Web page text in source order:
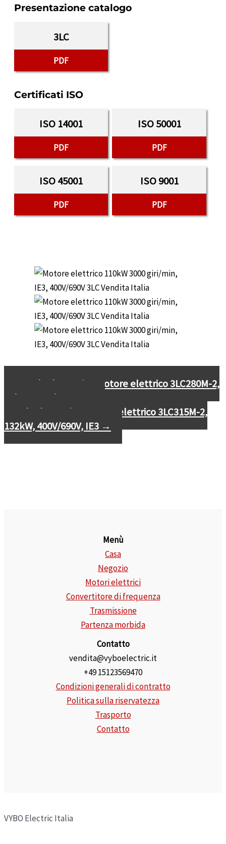
Presentazione catalogo
3LC
PDF
Certificati ISO
ISO 14001
PDF
ISO 50001
PDF
ISO 45001
PDF
ISO 9001
PDF
Scheda tecnica motore elettrico 3LC280M-2,
90kW, 400V/690V, IE3
Scheda tecnica motore elettrico 3LC315M-2,
132kW, 400V/690V, IE3 →
Menù
Casa
Negozio
Motori elettrici
Convertitore di frequenza
Trasmissione
Partenza morbida
Contatto
vendita@vyboelectric.it
+49 15123569470
Condizioni generali di contratto
Politica sulla riservatezza
Trasporto
Contatto
VYBO Electric Italia